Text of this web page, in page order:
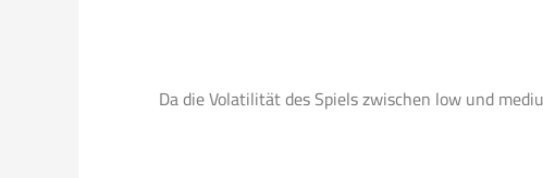
Da die Volatilität des Spiels zwischen low und